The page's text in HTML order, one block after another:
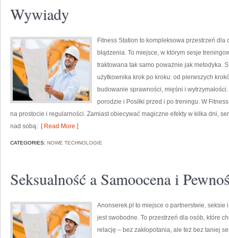
Wywiady
Fitness Station to kompleksowa przestrzeń
błądzenia. To miejsce, w którym sesje
traktowana tak samo poważnie jak metodyka.
użytkownika krok po kroku: od pierwszych
budowanie sprawności, mięśni i
porodzie i Posiłki przed i po treningu. W
na prostocie i regularności. Zamiast obiecywać magiczne efekty w kilka dni,
nad sobą: [ Read More ]
CATEGORIES: NOWE TECHNOLOGIE
Seksualność a Samoocena i
Anonserek.pl to miejsce o partnerstwie,
jest swobodne. To przestrzeń dla osób, które
relację – bez zakłopotania, ale też bez taniej